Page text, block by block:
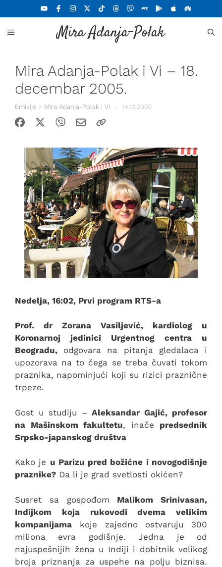
na
sadržaj
Mira Adanja-Polak
MENU
Mira Adanja-Polak i Vi – 18.
decembar 2005.
Emisije > Mira Adanja-Polak i Vi – 14.12.2005
Nedelja, 16:02, Prvi program RTS-a
Prof. dr Zorana Vasiljević, kardiolog u
Koronarnoj jedinici Urgentnog centra u
Beogradu, odgovara na pitanja gledalaca i
upozorava na to čega se treba čuvati tokom
praznika, napominjući koji su rizici praznične
trpeze.
Gost u studiju –Aleksandar Gajić, profesor
na Mašinskom fakultetu, inače predsednik
Srpsko-japanskog društva
Kako je u Parizu pred božićne i novogodišnje
praznike? Da li je grad svetlosti okićen?
Susret sa gospođom Malikom Srinivasan,
Indijkom koja rukovodi dvema velikim
kompanijama koje zajedno ostvaruju 300
miliona evra godišnje. Jedna je od
najuspešnijih žena u Indiji i dobitnik velikog
broja priznanja za uspehe na polju biznisa.